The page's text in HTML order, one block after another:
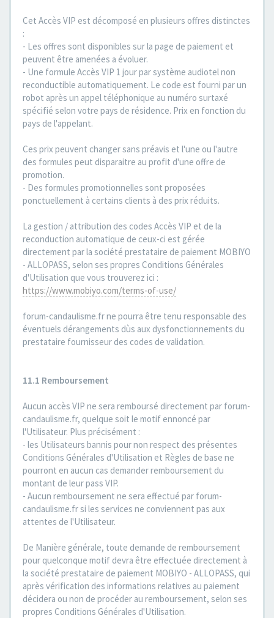
Cet Accès VIP est décomposé en plusieurs offres distinctes
:
- Les offres sont disponibles sur la page de paiement et
peuvent être amenées a évoluer.
- Une formule Accès VIP 1 jour par système audiotel non
reconductible automatiquement. Le code est fourni par un
robot après un appel téléphonique au numéro surtaxé
spécifié selon votre pays de résidence. Prix en fonction du
pays de l'appelant.
Ces prix peuvent changer sans préavis et l'une ou l'autre
des formules peut disparaitre au profit d'une offre de
promotion.
- Des formules promotionnelles sont proposées
ponctuellement à certains clients à des prix réduits.
La gestion / attribution des codes Accès VIP et de la
reconduction automatique de ceux-ci est gérée
directement par la société prestataire de paiement MOBIYO
- ALLOPASS, selon ses propres Conditions Générales
d'Utilisation que vous trouverez ici :
https://www.mobiyo.com/terms-of-use/
forum-candaulisme.fr ne pourra être tenu responsable des
éventuels dérangements dùs aux dysfonctionnements du
prestataire fournisseur des codes de validation.
11.1 Remboursement
Aucun accès VIP ne sera remboursé directement par forum-
candaulisme.fr, quelque soit le motif ennoncé par
l'Utilisateur. Plus précisément :
- les Utilisateurs bannis pour non respect des présentes
Conditions Générales d'Utilisation et Règles de base ne
pourront en aucun cas demander remboursement du
montant de leur pass VIP.
- Aucun remboursement ne sera effectué par forum-
candaulisme.fr si les services ne conviennent pas aux
attentes de l'Utilisateur.
De Manière générale, toute demande de remboursement
pour quelconque motif devra être effectuée directement à
la société prestataire de paiement MOBIYO - ALLOPASS, qui
après vérification des informations relatives au paiement
décidera ou non de procéder au remboursement, selon ses
propres Conditions Générales d'Utilisation.